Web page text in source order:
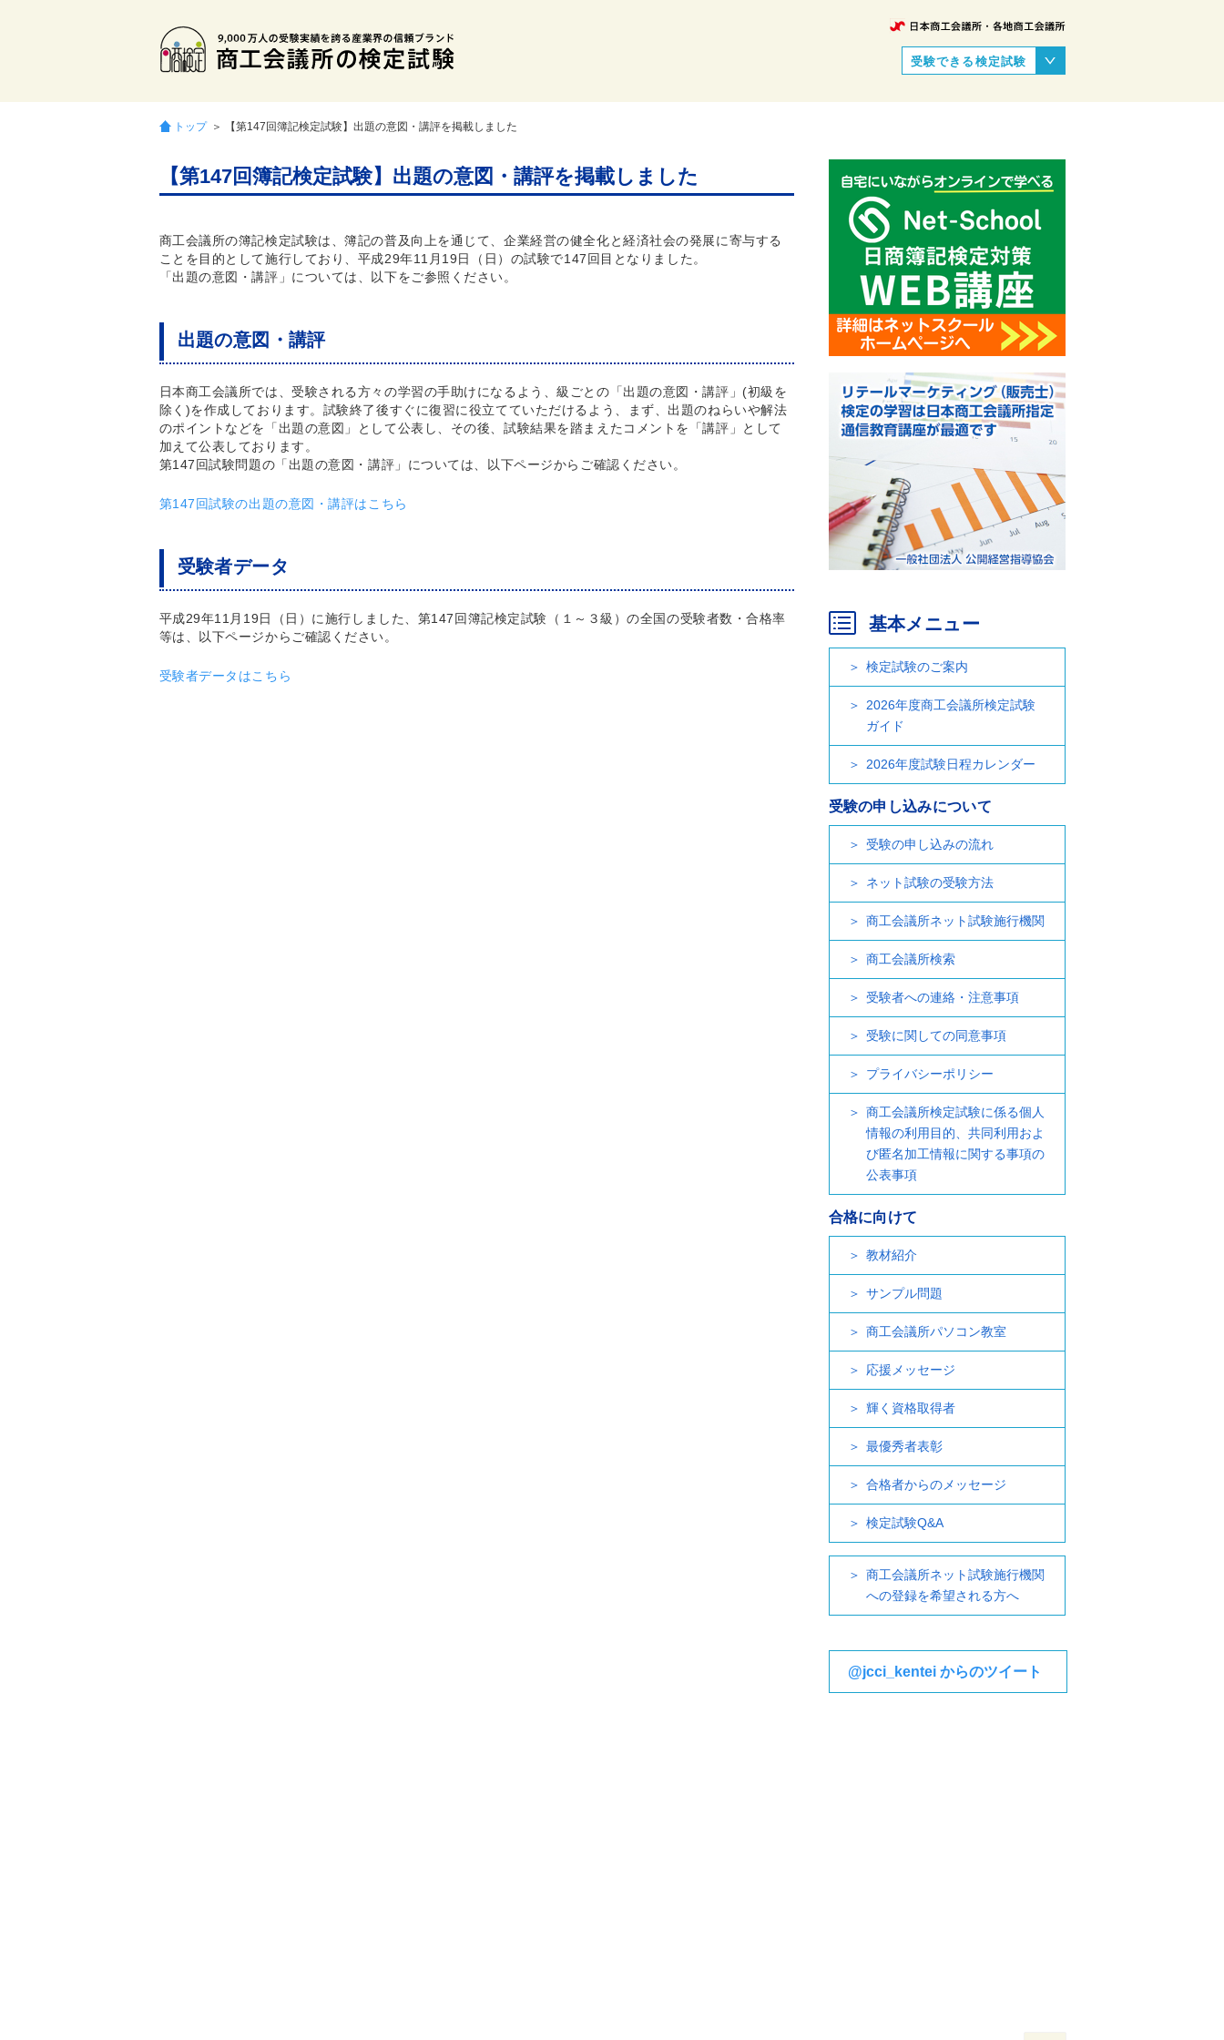
受験できる検定試験
トップ ＞ 【第147回簿記検定試験】出題の意図・講評を掲載しました
【第147回簿記検定試験】出題の意図・講評を掲載しました
商工会議所の簿記検定試験は、簿記の普及向上を通じて、企業経営の健全化と経済社会の発展に寄与する
ことを目的として施行しており、平成29年11月19日（日）の試験で147回目となりました。
「出題の意図・講評」については、以下をご参照ください。
出題の意図・講評
日本商工会議所では、受験される方々の学習の手助けになるよう、級ごとの「出題の意図・講評」(初級を
除く)を作成しております。試験終了後すぐに復習に役立てていただけるよう、まず、出題のねらいや解法
のポイントなどを「出題の意図」として公表し、その後、試験結果を踏まえたコメントを「講評」として
加えて公表しております。
第147回試験問題の「出題の意図・講評」については、以下ページからご確認ください。
第147回試験の出題の意図・講評はこちら
受験者データ
平成29年11月19日（日）に施行しました、第147回簿記検定試験（１～３級）の全国の受験者数・合格率
等は、以下ページからご確認ください。
受験者データはこちら
基本メニュー
検定試験のご案内
2026年度商工会議所検定試験
ガイド
2026年度試験日程カレンダー
受験の申し込みについて
受験の申し込みの流れ
ネット試験の受験方法
商工会議所ネット試験施行機関
商工会議所検索
受験者への連絡・注意事項
受験に関しての同意事項
プライバシーポリシー
商工会議所検定試験に係る個人
情報の利用目的、共同利用およ
び匿名加工情報に関する事項の
公表事項
合格に向けて
教材紹介
サンプル問題
商工会議所パソコン教室
応援メッセージ
輝く資格取得者
最優秀者表彰
合格者からのメッセージ
検定試験Q&A
商工会議所ネット試験施行機関
への登録を希望される方へ
@jcci_kentei からのツイート